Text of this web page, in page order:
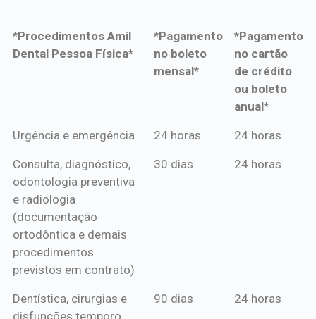
*Procedimentos Amil
Dental Pessoa Física*
*Pagamento
no boleto
mensal*
*Pagamento
no cartão
de crédito
ou boleto
anual*
*Procedimentos Amil
*Pagamento
mensal*
*Pagamento
de crédito
Urgência e emergência 24 horas 24 horas
Consulta, diagnóstico,
odontologia preventiva
e radiologia
(documentação
ortodôntica e demais
procedimentos
previstos em contrato)
30 dias 24 horas
Dentística, cirurgias e
disfunções temporo
90 dias 24 horas